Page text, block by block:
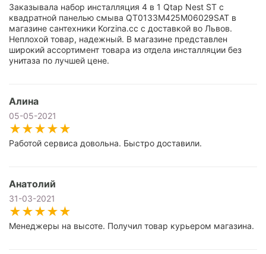
Заказывала набор инсталляция 4 в 1 Qtap Nest ST с
квадратной панелью смыва QT0133M425M06029SAT в
магазине сантехники Korzina.cc с доставкой во Львов.
Неплохой товар, надежный. В магазине представлен
широкий ассортимент товара из отдела инсталляции без
унитаза по лучшей цене.
Алина
05-05-2021
Работой сервиса довольна. Быстро доставили.
Анатолий
31-03-2021
Менеджеры на высоте. Получил товар курьером магазина.